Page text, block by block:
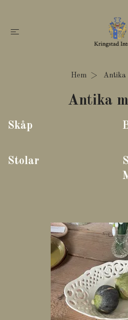
Hem Antika
Antika
Skåp
Stolar